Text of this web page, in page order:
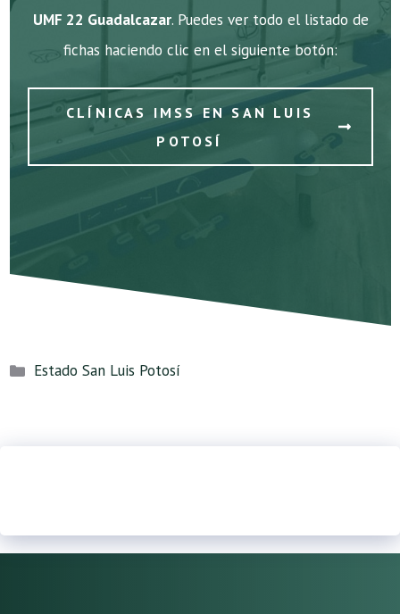
UMF 22 Guadalcazar. Puedes ver todo el listado de
fichas haciendo clic en el siguiente botón:
CLÍNICAS IMSS EN SAN LUIS
POTOSÍ
Categorías
Estado San Luis Potosí